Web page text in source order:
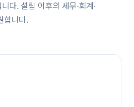
다. 설립 이후의 세무·회계·
합니다.